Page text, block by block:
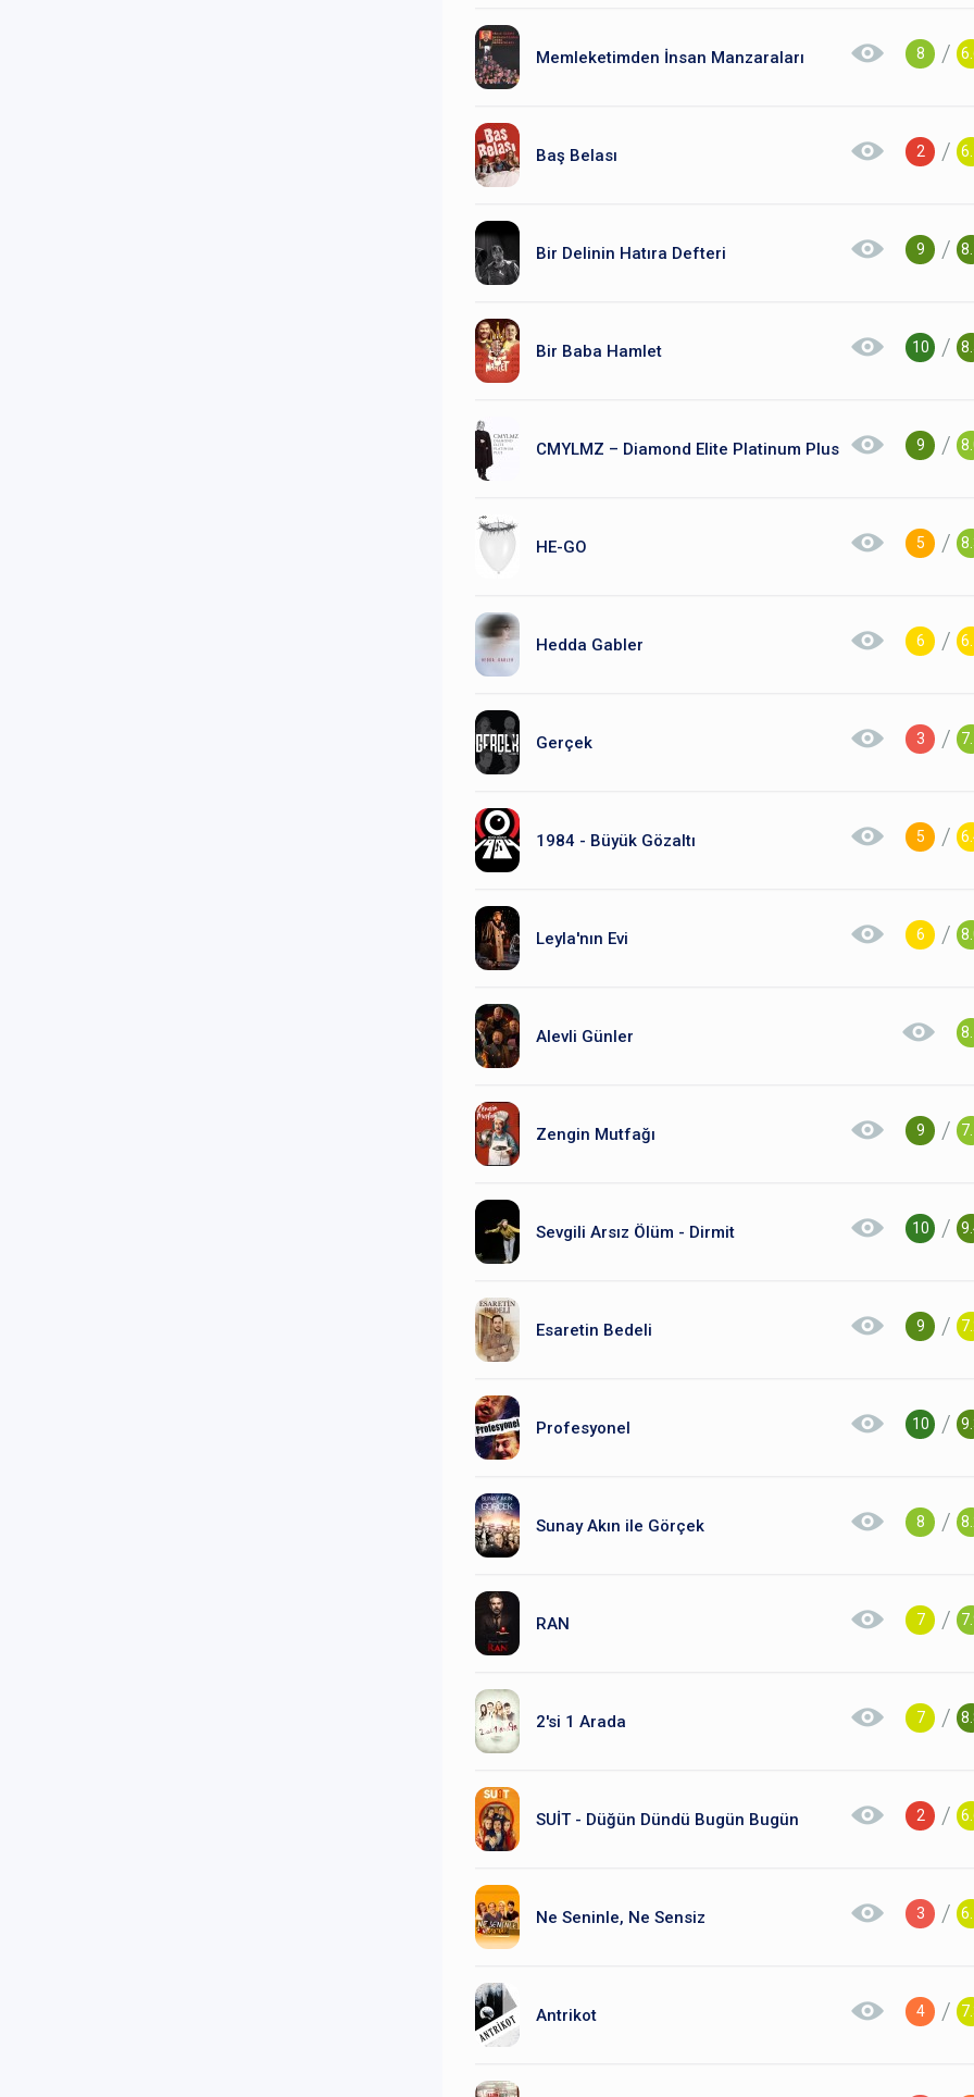
/
8
Memleketimden İnsan Manzaraları
/
2
Baş Belası
/
9
Bir Delinin Hatıra Defteri
/
10
Bir Baba Hamlet
/
9
CMYLMZ – Diamond Elite Platinum Plus
/
5
HE-GO
/
6
Hedda Gabler
/
3
Gerçek
/
5
1984 - Büyük Gözaltı
/
6
Leyla'nın Evi
Alevli Günler
/
9
Zengin Mutfağı
/
10
Sevgili Arsız Ölüm - Dirmit
/
9
Esaretin Bedeli
/
10
Profesyonel
/
8
Sunay Akın ile Görçek
/
7
RAN
/
7
2'si 1 Arada
/
2
SUİT - Düğün Dündü Bugün Bugün
/
3
Ne Seninle, Ne Sensiz
/
4
Antrikot